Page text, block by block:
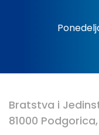
Bratstva i
81000